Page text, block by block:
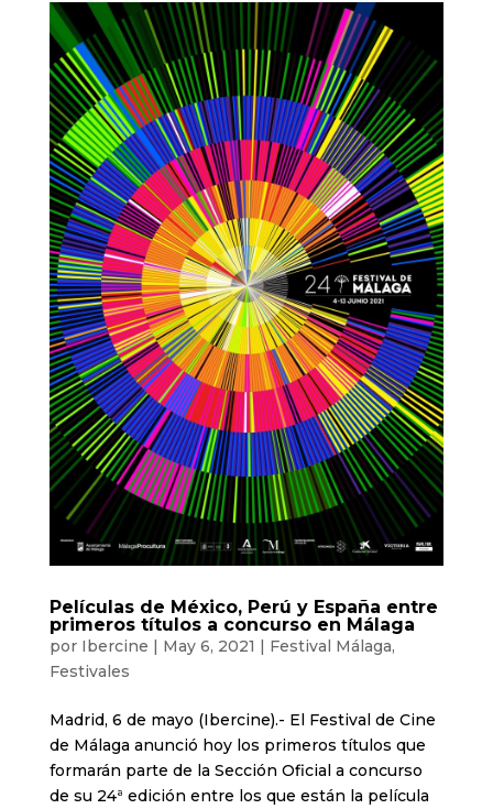
Películas de México, Perú y España entre
primeros títulos a concurso en Málaga
por Ibercine | May 6, 2021 | Festival Málaga,
Festivales
Madrid, 6 de mayo (Ibercine).- El Festival de Cine
de Málaga anunció hoy los primeros títulos que
formarán parte de la Sección Oficial a concurso
de su 24ª edición entre los que están la película